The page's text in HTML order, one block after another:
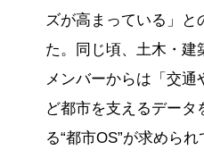
ズが高まっている」と
た。同じ頃、土木・建
メンバーからは「交
ど都市を支えるデータ
る“都市OS”が求めら